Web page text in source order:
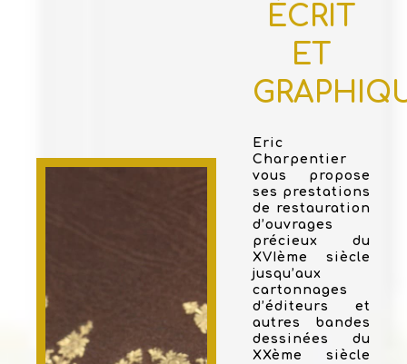
ÉCRIT
ET
Eric
Charpentier
vous propose
ses prestations
de restauration
d’ouvrages
précieux du
XVIème siècle
jusqu’aux
cartonnages
d’éditeurs et
autres bandes
dessinées du
XXème siècle